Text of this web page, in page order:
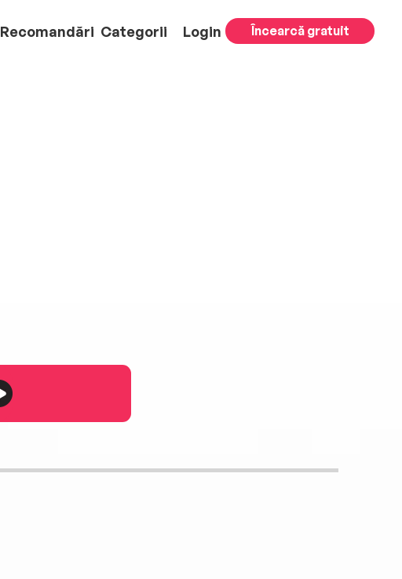
Recomandări Categorii Login Încearcă gratuit